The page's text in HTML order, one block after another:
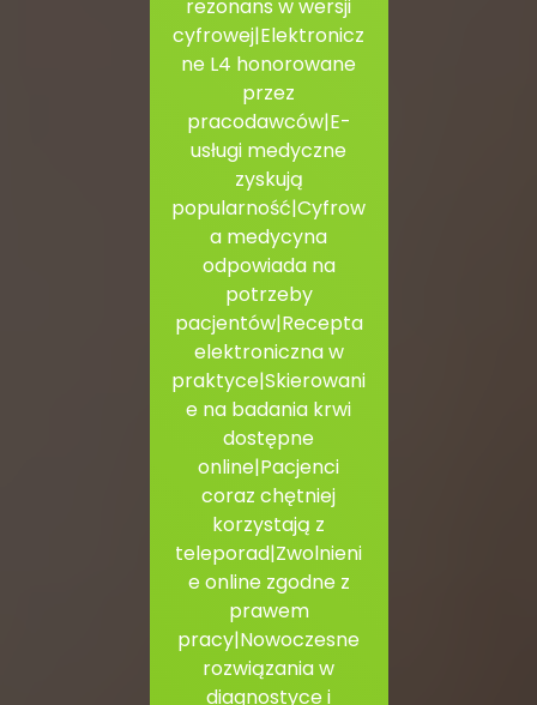
rezonans w wersji
cyfrowej|Elektronicz
ne L4 honorowane
przez
pracodawców|E-
usługi medyczne
zyskują
popularność|Cyfrow
a medycyna
odpowiada na
potrzeby
pacjentów|Recepta
elektroniczna w
praktyce|Skierowani
e na badania krwi
dostępne
online|Pacjenci
coraz chętniej
korzystają z
teleporad|Zwolnieni
e online zgodne z
prawem
pracy|Nowoczesne
rozwiązania w
diagnostyce i